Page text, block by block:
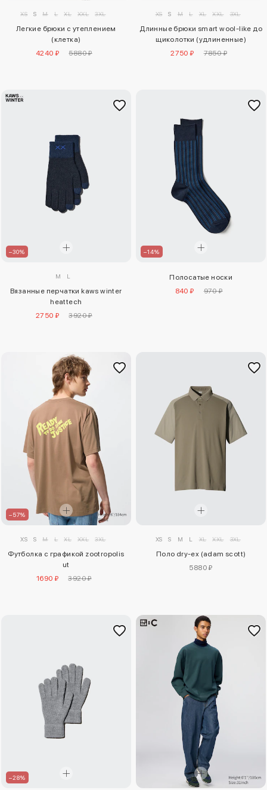
XS S M L XL XXL 3XL
Легкие брюки с утеплением
(клетка)
4240 ₽
5880 ₽
XS S M L XL XXL 3XL
Длинные брюки smart wool-like до
щиколотки (удлиненные)
2750 ₽
7850 ₽
–30%
M L
Вязанные перчатки kaws winter
heattech
2750 ₽
3920 ₽
–14%
Полосатые носки
840 ₽
970 ₽
–57%
XS S M L XL XXL 3XL
Футболка с графикой zootropolis
ut
1690 ₽
3920 ₽
XS S M L XL XXL 3XL
Поло dry-ex (adam scott)
5880 ₽
–28%